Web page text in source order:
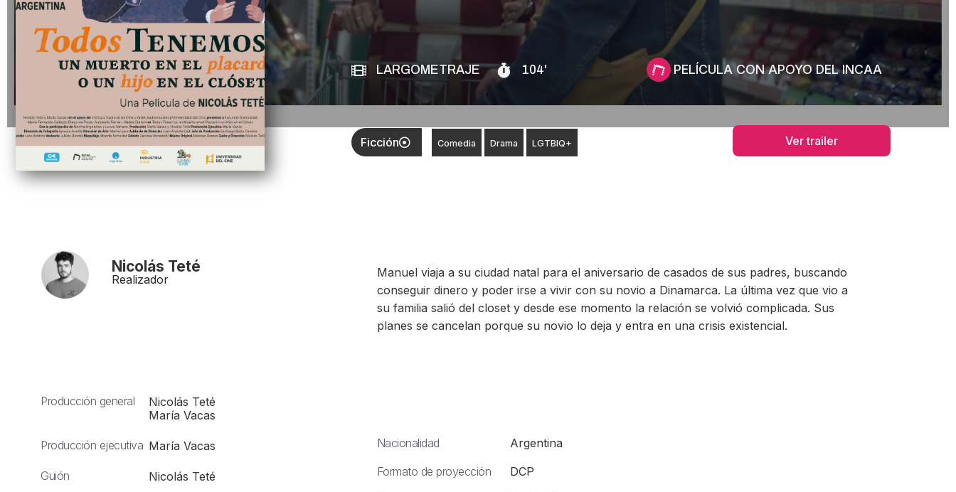
LARGOMETRAJE 104' PELÍCULA CON APOYO DEL INCAA
Ficción Comedia Drama LGTBIQ+ Ver trailer
Nicolás Teté
Realizador
Producción general
Nicolás Teté
María Vacas
Producción ejecutiva María Vacas
Guión Nicolás Teté
Manuel viaja a su ciudad natal para el aniversario de casados de sus padres, buscando
conseguir dinero y poder irse a vivir con su novio a Dinamarca. La última vez que vio a
su familia salió del closet y desde ese momento la relación se volvió complicada. Sus
planes se cancelan porque su novio lo deja y entra en una crisis existencial.
Nacionalidad
Argentina
Formato de proyección
DCP